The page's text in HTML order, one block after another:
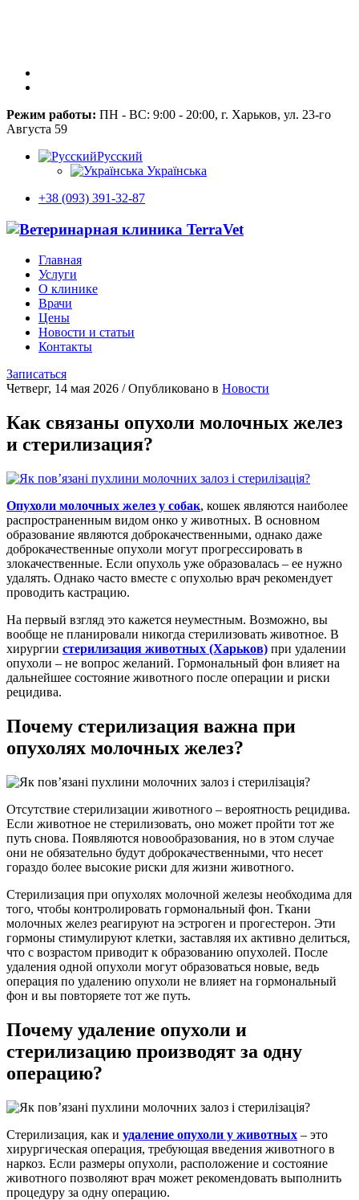
Режим работы: ПН - ВС: 9:00 - 20:00, г. Харьков, ул. 23-го
Августа 59
Русский
Українська
+38 (093) 391-32-87
Главная
Услуги
О клинике
Врачи
Цены
Новости и статьи
Контакты
Записаться
Четверг, 14 мая 2026 /Опубликовано в Новости
Как связаны опухоли молочных желез
и стерилизация?
Опухоли молочных желез у собак, кошек являются наиболее
распространенным видом онко у животных. В основном
образование являются доброкачественными, однако даже
доброкачественные опухоли могут прогрессировать в
злокачественные. Если опухоль уже образовалась – ее нужно
удалять. Однако часто вместе с опухолью врач рекомендует
проводить кастрацию.
На первый взгляд это кажется неуместным. Возможно, вы
вообще не планировали никогда стерилизовать животное. В
хирургии стерилизация животных (Харьков) при удалении
опухоли – не вопрос желаний. Гормональный фон влияет на
дальнейшее состояние животного после операции и риски
рецидива.
Почему стерилизация важна при
опухолях молочных желез?
Отсутствие стерилизации животного – вероятность рецидива.
Если животное не стерилизовать, оно может пройти тот же
путь снова. Появляются новообразования, но в этом случае
они не обязательно будут доброкачественными, что несет
гораздо более высокие риски для жизни животного.
Стерилизация при опухолях молочной железы необходима для
того, чтобы контролировать гормональный фон. Ткани
молочных желез реагируют на эстроген и прогестерон. Эти
гормоны стимулируют клетки, заставляя их активно делиться,
что с возрастом приводит к образованию опухолей. После
удаления одной опухоли могут образоваться новые, ведь
операция по удалению опухоли не влияет на гормональный
фон и вы повторяете тот же путь.
Почему удаление опухоли и
стерилизацию производят за одну
операцию?
Стерилизация, как и удаление опухоли у животных – это
хирургическая операция, требующая введения животного в
наркоз. Если размеры опухоли, расположение и состояние
животного позволяют врач может рекомендовать выполнить
процедуру за одну операцию.